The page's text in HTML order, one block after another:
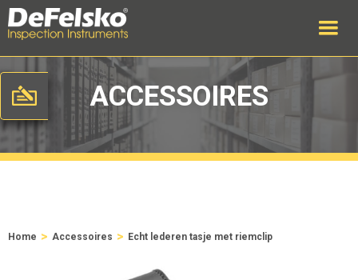
ACCESSOIRES
Home > Accessoires > Echt lederen tasje met riemclip